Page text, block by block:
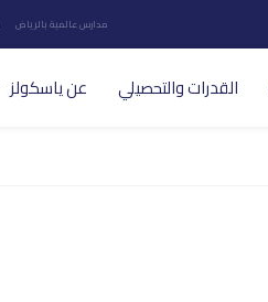
مدارس عالمية بالرياض
القدرات والتحصيلي عن ياسكولز